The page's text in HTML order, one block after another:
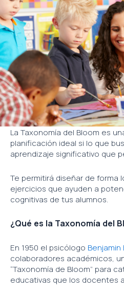
La Taxonomía del Bloom es
planificación ideal si lo que
aprendizaje significativo que
Te permitirá diseñar de forma
ejercicios que ayuden a
cognitivas de tus alumnos.
¿Qué es la Taxonomía del
En 1950 el psicólogo Benjamin
colaboradores académicos,
“Taxonomía de Bloom” para
educativas que los docentes